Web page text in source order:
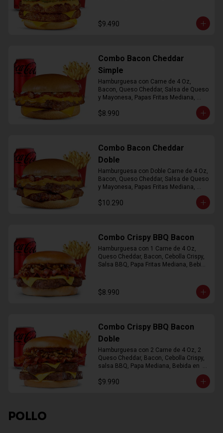
$9.490
Combo Bacon Cheddar
Simple
Hamburguesa con Carne de 4 Oz,
Bacon, Queso Cheddar, Salsa de Queso
y Mayonesa, Papas Fritas Mediana,
$8.990
Combo Bacon Cheddar
Doble
Hamburguesa con Doble Carne de 4 Oz,
Bacon, Queso Cheddar, Salsa de Queso
y Mayonesa, Papas Fritas Mediana,
$10.290
Combo Crispy BBQ Bacon
Hamburguesa con 1 Carne de 4 Oz,
Queso Cheddar, Bacon, Cebolla Crispy,
Salsa BBQ, Papa Fritas Mediana, Bebida
$8.990
Combo Crispy BBQ Bacon
Doble
Hamburguesa con 2 Carne de 4 Oz, 2
Queso Cheddar, Bacon, Cebolla Crispy,
salsa BBQ, Papa Mediana, Bebida en
$9.990
POLLO